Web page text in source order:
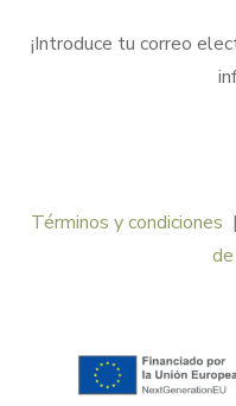
¡Introduce tu correo
Términos y condiciones